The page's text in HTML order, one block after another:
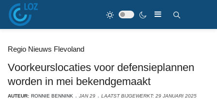
Regio Nieuws Flevoland
Voorkeurslocaties voor defensieplannen
worden in mei bekendgemaakt
AUTEUR: RONNIE BENNINK JAN 29 LAATST BIJGEWERKT: 29 JANUARI 2025